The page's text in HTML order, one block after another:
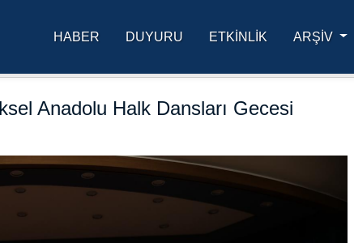
Üniversitesi Ana Sayfa
HABER DUYURU ETKINLIK ARŞİV
Anadolu Halk Dansları Gecesi